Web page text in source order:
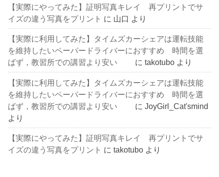
【実際にやってみた】証明写真キレイ 再プリントでサ
イズの違う写真をプリント に 山口 より
【実際に利用してみた】タイムズカーシェアは運転技能
を維持したいペーパードライバーにおすすめ 時間を選
ばず，教習所での講習より安い
にtakotubo より
【実際に利用してみた】タイムズカーシェアは運転技能
を維持したいペーパードライバーにおすすめ 時間を選
ばず，教習所での講習より安い
にJoyGirl_Cat'smind
より
【実際にやってみた】証明写真キレイ 再プリントでサ
イズの違う写真をプリント にtakotubo より